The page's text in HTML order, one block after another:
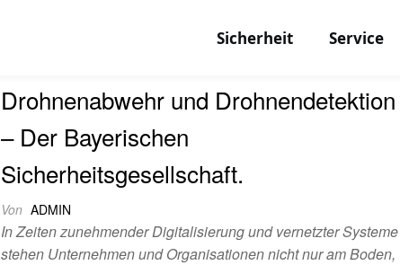
Sicherheit Service
Drohnenabwehr und Drohnendetektion
– Der Bayerischen
Sicherheitsgesellschaft.
Von ADMIN
In Zeiten zunehmender Digitalisierung und vernetzter Systeme
stehen Unternehmen und Organisationen nicht nur am Boden,